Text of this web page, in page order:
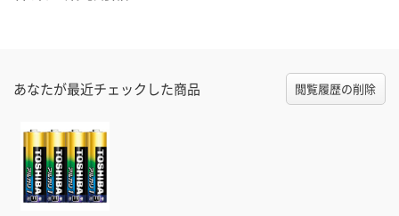
あなたが最近チェックした商品 閲覧履歴の削除